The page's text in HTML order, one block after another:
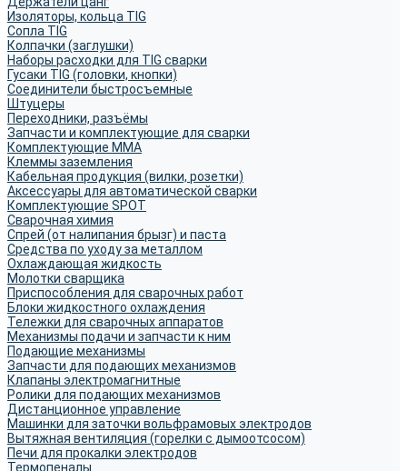
Изоляторы, кольца TIG
Сопла TIG
Колпачки (заглушки)
Наборы расходки для TIG сварки
Гусаки TIG (головки, кнопки)
Соединители быстросъемные
Штуцеры
Переходники, разъёмы
Запчасти и комплектующие для сварки
Комплектующие ММА
Клеммы заземления
Кабельная продукция (вилки, розетки)
Аксессуары для автоматической сварки
Комплектующие SPOT
Сварочная химия
Спрей (от налипания брызг) и паста
Средства по уходу за металлом
Охлаждающая жидкость
Молотки сварщика
Приспособления для сварочных работ
Блоки жидкостного охлаждения
Тележки для сварочных аппаратов
Механизмы подачи и запчасти к ним
Подающие механизмы
Запчасти для подающих механизмов
Клапаны электромагнитные
Ролики для подающих механизмов
Дистанционное управление
Машинки для заточки вольфрамовых электродов
Вытяжная вентиляция (горелки с дымоотсосом)
Печи для прокалки электродов
Термопеналы